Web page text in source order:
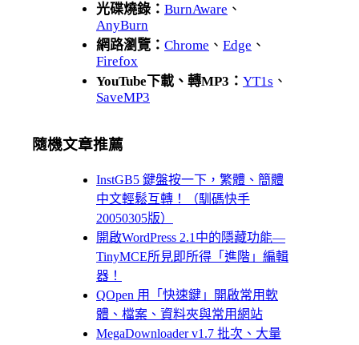
光碟燒錄： BurnAware 、
AnyBurn
網路瀏覽： Chrome 、 Edge 、
Firefox
YouTube下載、轉MP3： YT1s 、
SaveMP3
隨機文章推薦
InstGB5 鍵盤按一下，繁體、簡體
中文輕鬆互轉！（馴碼快手
20050305版）
開啟WordPress 2.1中的隱藏功能—
TinyMCE所見即所得「進階」編輯
器！
QOpen 用「快速鍵」開啟常用軟
體、檔案、資料夾與常用網站
MegaDownloader v1.7 批次、大量